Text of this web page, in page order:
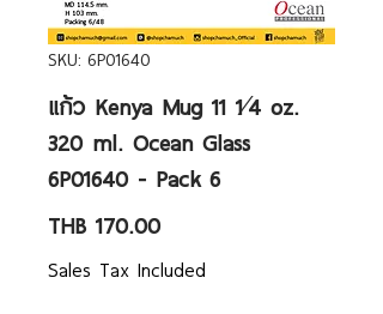
SKU: 6P01640
แก้ว Kenya Mug 11 1⁄4 oz.
320 ml. Ocean Glass
6P01640 - Pack 6
THB 170.00Price
Sales Tax Included